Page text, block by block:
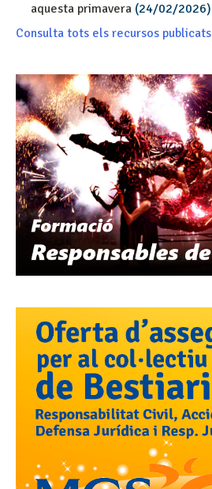
aquesta primavera (24/02/2026)
Consulta tots els recursos publicats